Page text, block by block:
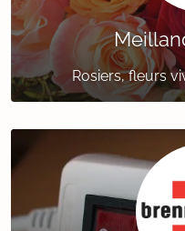
Rosiers, fleurs